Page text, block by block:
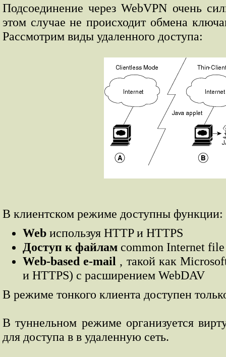
Подсоединение через WebVPN очень
этом случае не происходит обмена
Рассмотрим виды удаленного доступа:
В клиентском режиме доступны функции:
Web используя HTTP и HTTPS
Доступ к файлам common Internet
Web-based e-mail , такой как
и HTTPS) с расширением WebDAV
В режиме тонкого клиента доступен
В туннельном режиме организуется
для доступа в в удаленную сеть.